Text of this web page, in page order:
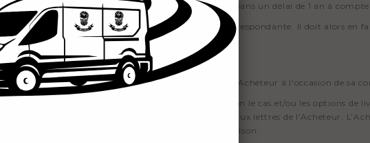
montant supérieur ou égal à la valeur de l’avoir, dans un délai de 1 an à compter
et demander un remboursement de la somme correspondante. Il doit alors en
précisées dans la rubrique « Contactez-nous »
elle est expédiée à l'adresse postale renseignée par l’Acheteur à l'occasion de sa
services postaux ou par un prestataire spécialisé (selon le cas et/ou les options de
Transporteur laisse un avis de passage dans la boîte aux lettres de l’Acheteur.
afin de convenir d'une nouvelle date de livraison.